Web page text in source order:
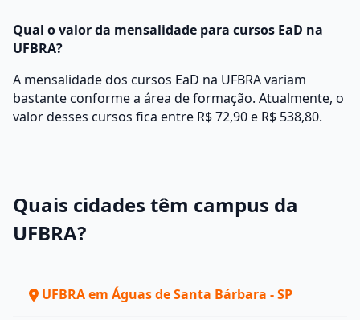
Qual o valor da mensalidade para cursos EaD na
UFBRA?
A mensalidade dos cursos EaD na UFBRA variam
bastante conforme a área de formação. Atualmente, o
valor desses cursos fica entre R$ 72,90 e R$ 538,80.
Quais cidades têm campus da
UFBRA?
UFBRA em Águas de Santa Bárbara - SP